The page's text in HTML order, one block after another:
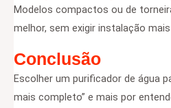
Modelos compactos ou de
melhor, sem exigir instalação
Conclusão
Escolher um purificador de água
mais completo” e mais por